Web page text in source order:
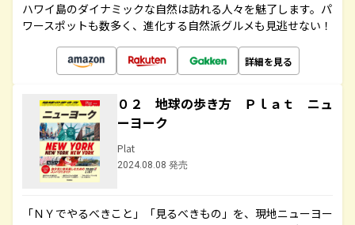
ハワイ島のダイナミックな自然は訪れる人々を魅了します。パ
ワースポットも数多く、進化する自然派グルメも見逃せない！
詳細を見る
０２ 地球の歩き方 Ｐｌａｔ ニュ
ーヨーク
Plat
2024.08.08 発売
「ＮＹでやるべきこと」「見るべきもの」を、現地ニューヨー